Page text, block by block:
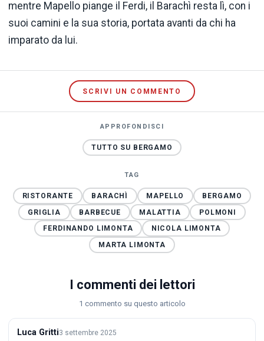
mentre Mapello piange il Ferdi, il Barachì resta lì, con i
suoi camini e la sua storia, portata avanti da chi ha
imparato da lui.
SCRIVI UN COMMENTO
APPROFONDISCI
TUTTO SU BERGAMO
TAG
RISTORANTE BARACHÌ MAPELLO
BERGAMO
GRIGLIA
BARBECUE MALATTIA
POLMONI
FERDINANDO LIMONTA
NICOLA LIMONTA
MARTA LIMONTA
I commenti dei lettori
1 commento su questo articolo
Luca Gritti3 settembre 2025